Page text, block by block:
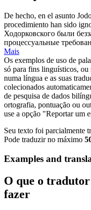
De hecho, en el asunto
procedimiento han sido
Ходорковского были
процессуальные
Mais
Os exemplos de uso de
só para fins linguísticos, ou
numa língua e as suas
colecionados
de pesquisa de dados
ortografia, pontuação ou
use a opção "Reportar um
Seu texto foi parcialmente
Pode traduzir no máximo
Examples and
O que o
fazer